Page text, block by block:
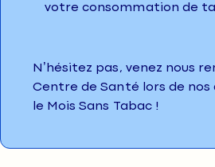
votre consommation de
N’hésitez pas, venez nous
Centre de Santé lors de
le Mois Sans Tabac !